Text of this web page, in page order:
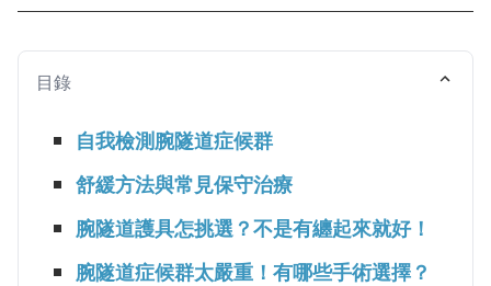
目錄
自我檢測腕隧道症候群
舒緩方法與常見保守治療
腕隧道護具怎挑選？不是有纏起來就好！
腕隧道症候群太嚴重！有哪些手術選擇？